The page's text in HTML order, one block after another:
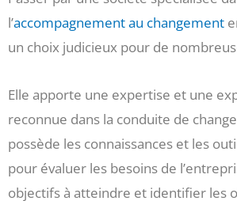
l’accompagnement au changement
un choix judicieux pour de
Elle apporte une expertise et une
reconnue dans la conduite de
possède les connaissances et les
pour évaluer les besoins de
objectifs à atteindre et identifier les